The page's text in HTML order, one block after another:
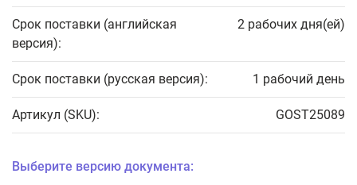
Срок поставки (английская
версия):
2 рабочих дня(ей)
Срок поставки (русская версия): 1 рабочий день
Артикул (SKU): GOST25089
Выберите версию документа: